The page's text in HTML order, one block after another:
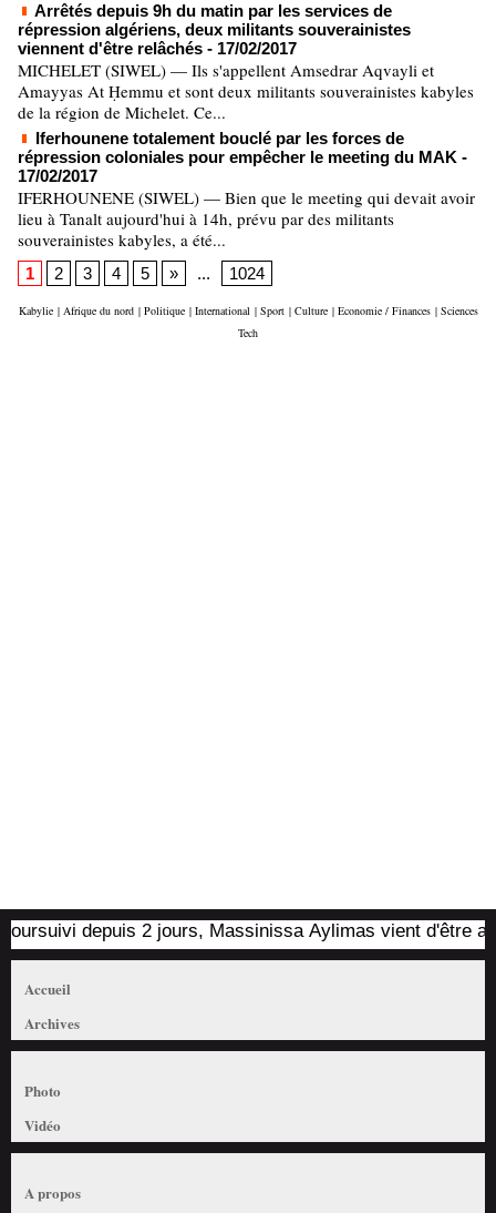
Arrêtés depuis 9h du matin par les services de
répression algériens, deux militants souverainistes
viennent d'être relâchés - 17/02/2017
MICHELET (SIWEL) — Ils s'appellent Amsedrar Aqvayli et
Amayyas At Ḥemmu et sont deux militants souverainistes kabyles
de la région de Michelet. Ce...
Iferhounene totalement bouclé par les forces de
répression coloniales pour empêcher le meeting du MAK -
17/02/2017
IFERHOUNENE (SIWEL) — Bien que le meeting qui devait avoir
lieu à Tanalt aujourd'hui à 14h, prévu par des militants
souverainistes kabyles, a été...
1 2 3 4 5 » ... 1024
Kabylie | Afrique du nord | Politique | International | Sport | Culture | Economie / Finances | Sciences
Tech
depuis 2 jours, Massinissa Aylimas vient d'être
Accueil
Archives
Photo
Vidéo
A propos